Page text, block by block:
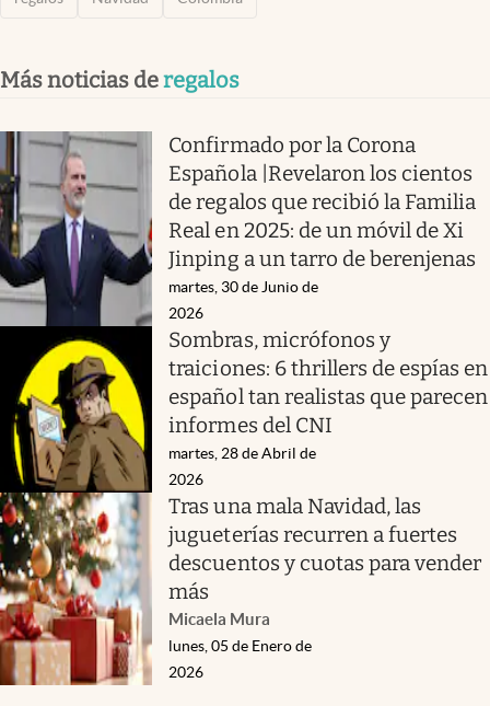
Más noticias deregalos
Confirmado por la Corona
Española |Revelaron los cientos
de regalos que recibió la Familia
Real en 2025: de un móvil de Xi
Jinping a un tarro de berenjenas
martes, 30 de Junio de
2026
Sombras, micrófonos y
traiciones: 6 thrillers de espías en
español tan realistas que parecen
informes del CNI
martes, 28 de Abril de
2026
Tras una mala Navidad, las
jugueterías recurren a fuertes
descuentos y cuotas para vender
más
Micaela Mura
lunes, 05 de Enero de
2026